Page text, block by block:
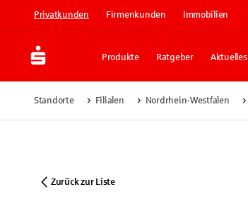
Privatkunden Firmenkunden Immobilien
Produkte Ratgeber Aktuelles
Standorte Filialen Nordrhein-Westfalen
Zurück zur Liste